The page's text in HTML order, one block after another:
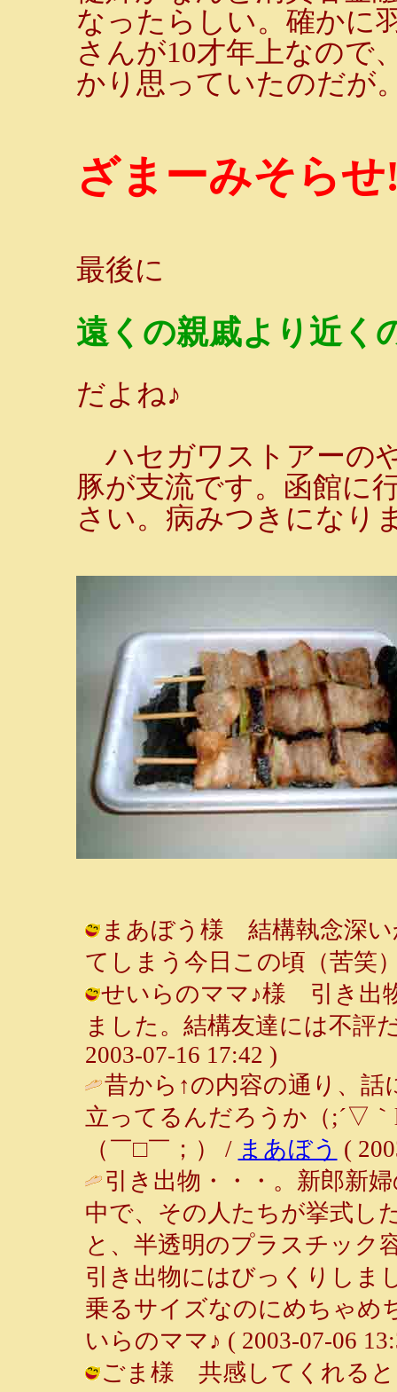
なったらしい。確かに
さんが10才年上なので
かり思っていたのだが
ざまーみそらせ
最後に
遠くの親戚より近く
だよね♪
ハセガワストアーの
豚が支流です。函館に
さい。病みつきになり
まあぼう様 結構執念深い
てしまう今日この頃（苦笑
せいらのママ♪様 引き出
ました。結構友達には不評
2003-07-16 17:42 )
昔から↑の内容の通り、話
立ってるんだろうか（;´▽
（￣□￣；） / まあぼう (
引き出物・・・。新郎新
中で、その人たちが挙式し
と、半透明のプラスチック
引き出物にはびっくりしま
乗るサイズなのにめちゃめ
いらのママ♪ ( 2003-07-06
ごま様 共感してくれると